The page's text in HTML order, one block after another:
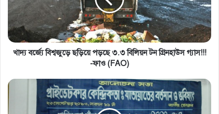
খাদ্য বর্জ্যে বিশ্বজুড়ে ছড়িয়ে পড়ছে ৩.৩ বিলিয়ন টন গ্রিনহাউস গ্যাস!!!
-ফাও (FAO)